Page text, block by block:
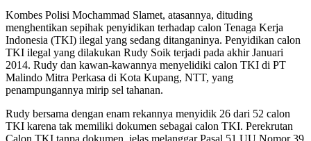
Kombes Polisi Mochammad Slamet, atasannya, dituding
menghentikan sepihak penyidikan terhadap calon Tenaga Kerja
Indonesia (TKI) ilegal yang sedang ditanganinya. Penyidikan calon
TKI ilegal yang dilakukan Rudy Soik terjadi pada akhir Januari
2014. Rudy dan kawan-kawannya menyelidiki calon TKI di PT
Malindo Mitra Perkasa di Kota Kupang, NTT, yang
penampungannya mirip sel tahanan.
Rudy bersama dengan enam rekannya menyidik 26 dari 52 calon
TKI karena tak memiliki dokumen sebagai calon TKI. Perekrutan
Calon TKI tanpa dokumen, jelas melanggar Pasal 51 UU Nomor 39